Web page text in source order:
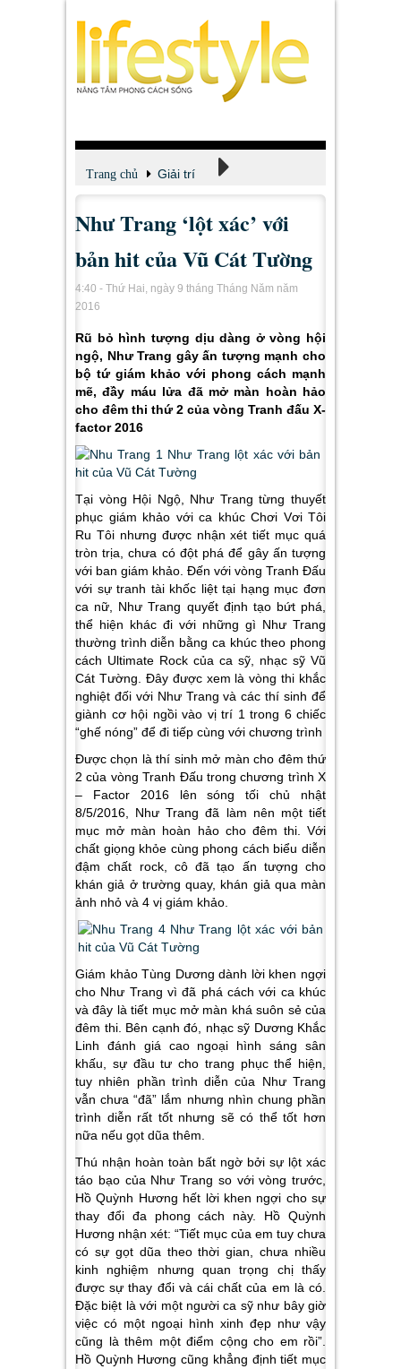
Trang chủ Giải trí
Xem - Nghe - Đọc
Như Trang ‘lột xác’ với
bản hit của Vũ Cát Tường
4:40 - Thứ Hai, ngày 9 tháng Tháng Năm năm
2016
Rũ bỏ hình tượng dịu dàng ở vòng hội
ngộ, Như Trang gây ấn tượng mạnh cho
bộ tứ giám khảo với phong cách mạnh
mẽ, đầy máu lửa đã mở màn hoàn hảo
cho đêm thi thứ 2 của vòng Tranh đấu X-
factor 2016
Tại vòng Hội Ngộ, Như Trang từng thuyết
phục giám khảo với ca khúc Chơi Vơi Tôi
Ru Tôi nhưng được nhận xét tiết mục quá
tròn trịa, chưa có đột phá để gây ấn tượng
với ban giám khảo. Đến với vòng Tranh Đấu
với sự tranh tài khốc liệt tại hạng mục đơn
ca nữ, Như Trang quyết định tạo bứt phá,
thể hiện khác đi với những gì Như Trang
thường trình diễn bằng ca khúc theo phong
cách Ultimate Rock của ca sỹ, nhạc sỹ Vũ
Cát Tường. Đây được xem là vòng thi khắc
nghiệt đối với Như Trang và các thí sinh để
giành cơ hội ngồi vào vị trí 1 trong 6 chiếc
“ghế nóng” để đi tiếp cùng với chương trình
Được chọn là thí sinh mở màn cho đêm thứ
2 của vòng Tranh Đấu trong chương trình X
– Factor 2016 lên sóng tối chủ nhật
8/5/2016, Như Trang đã làm nên một tiết
mục mở màn hoàn hảo cho đêm thi. Với
chất giọng khỏe cùng phong cách biểu diễn
đậm chất rock, cô đã tạo ấn tượng cho
khán giả ở trường quay, khán giả qua màn
ảnh nhỏ và 4 vị giám khảo.
Giám khảo Tùng Dương dành lời khen ngợi
cho Như Trang vì đã phá cách với ca khúc
và đây là tiết mục mở màn khá suôn sẻ của
đêm thi. Bên cạnh đó, nhạc sỹ Dương Khắc
Linh đánh giá cao ngoại hình sáng sân
khấu, sự đầu tư cho trang phục thể hiện,
tuy nhiên phần trình diễn của Như Trang
vẫn chưa “đã” lắm nhưng nhìn chung phần
trình diễn rất tốt nhưng sẽ có thể tốt hơn
nữa nếu gọt dũa thêm.
Thú nhận hoàn toàn bất ngờ bởi sự lột xác
táo bạo của Như Trang so với vòng trước,
Hồ Quỳnh Hương hết lời khen ngợi cho sự
thay đổi đa phong cách này. Hồ Quỳnh
Hương nhận xét: “Tiết mục của em tuy chưa
có sự gọt dũa theo thời gian, chưa nhiều
kinh nghiệm nhưng quan trọng chị thấy
được sự thay đổi và cái chất của em là có.
Đặc biệt là với một người ca sỹ như bây giờ
việc có một ngoại hình xinh đẹp như vậy
cũng là thêm một điểm cộng cho em rồi”.
Hồ Quỳnh Hương cũng khẳng định tiết mục